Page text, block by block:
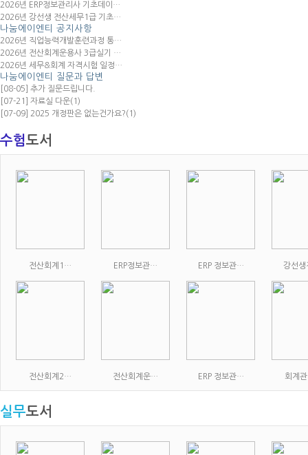
2026년 ERP정보관리사 기초데이…
2026년 강선생 전산세무1급 기초…
나눔에이엔티 공지사항
2026년 직업능력개발훈련과정 통…
2026년 전산회계운용사 3급실기 …
2026년 세무&회계 자격시험 일정…
나눔에이엔티 질문과 답변
[08-05] 추가 질문드립니다.
[07-21] 자료실 다운(1)
[07-09] 2025 개정판은 없는건가요?(1)
수험도서
전산회계1… ERP정보관… ERP 정보관… 강선
전산회계2… 전산회계운… ERP 정보관… 회계
실무도서